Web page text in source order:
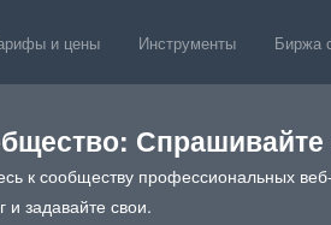
и цены Инструменты Биржа
Спрашивайте
к сообществу профессиональных
и задавайте свои.